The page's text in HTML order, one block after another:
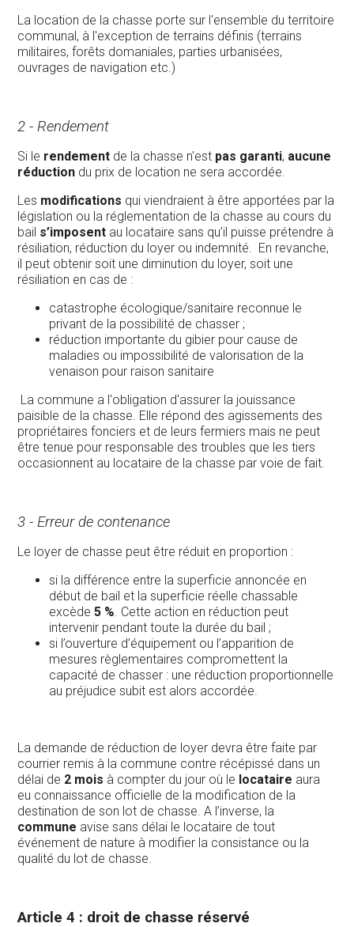
La location de la chasse porte sur l'ensemble du territoire
communal, à l'exception de terrains définis (terrains
militaires, forêts domaniales, parties urbanisées,
ouvrages de navigation etc.)
2 - Rendement
Si le rendement de la chasse n'est pas garanti, aucune
réduction du prix de location ne sera accordée.
Les modifications qui viendraient à être apportées par la
législation ou la réglementation de la chasse au cours du
bail s’imposent au locataire sans qu’il puisse prétendre à
résiliation, réduction du loyer ou indemnité. En revanche,
il peut obtenir soit une diminution du loyer, soit une
résiliation en cas de :
catastrophe écologique/sanitaire reconnue le
privant de la possibilité de chasser ;
réduction importante du gibier pour cause de
maladies ou impossibilité de valorisation de la
venaison pour raison sanitaire
La commune a l'obligation d'assurer la jouissance
paisible de la chasse. Elle répond des agissements des
propriétaires fonciers et de leurs fermiers mais ne peut
être tenue pour responsable des troubles que les tiers
occasionnent au locataire de la chasse par voie de fait.
3 - Erreur de contenance
Le loyer de chasse peut être réduit en proportion :
si la différence entre la superficie annoncée en
début de bail et la superficie réelle chassable
excède5 % . Cette action en réduction peut
intervenir pendant toute la durée du bail ;
si l’ouverture d’équipement ou l’apparition de
mesures règlementaires compromettent la
capacité de chasser : une réduction proportionnelle
au préjudice subit est alors accordée.
La demande de réduction de loyer devra être faite par
courrier remis à la commune contre récépissé dans un
délai de 2 mois à compter du jour où le locataire aura
eu connaissance officielle de la modification de la
destination de son lot de chasse. A l’inverse, la
commune avise sans délai le locataire de tout
événement de nature à modifier la consistance ou la
qualité du lot de chasse.
Article 4 : droit de chasse réservé